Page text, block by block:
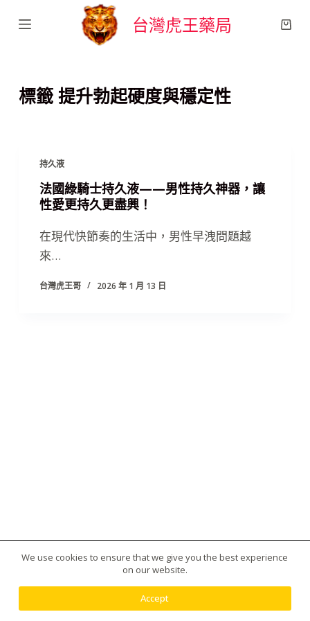
跳
內
台灣虎王藥局
標籤提升勃起硬度與穩定性
持久液
法國綠騎士持久液——男性持久神器，讓
性愛更持久更盡興！
在現代快節奏的生活中，男性早洩問題越
來…
台灣虎王哥 2026 年 1 月 13 日
版權所有 © 2026 台灣虎王藥局|犀利士|威而鋼|日本藤
We use cookies to ensure that we give you the best experience
on our website.
Accept